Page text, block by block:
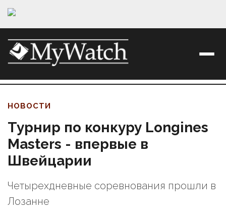
НОВОСТИ
Турнир по конкуру Longines
Masters - впервые в
Швейцарии
Четырехдневные соревнования прошли в
Лозанне